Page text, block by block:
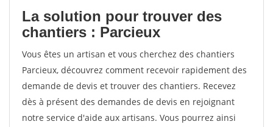
La solution pour trouver des
chantiers : Parcieux
Vous êtes un artisan et vous cherchez des chantiers
Parcieux, découvrez comment recevoir rapidement des
demande de devis et trouver des chantiers. Recevez
dès à présent des demandes de devis en rejoignant
notre service d'aide aux artisans. Vous pourrez ainsi